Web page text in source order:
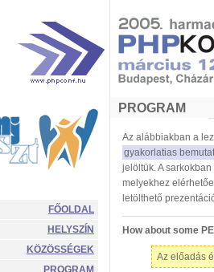
FŐOLDAL
HELYSZÍN
KÖZÖSSÉGEK
PROGRAM
PROGRAM
Az alábbiakban a
gyakorlatias
jelöltük. A
melyekhez
letölthető
How about some
Az előadás